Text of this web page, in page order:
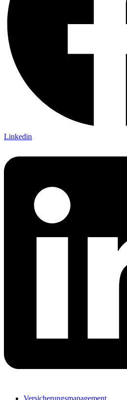
Linkedin
Versicherungsmanagement